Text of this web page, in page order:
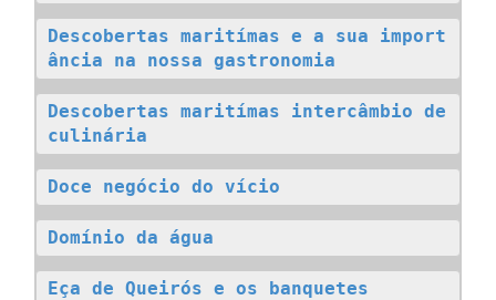
Descobertas maritímas e a sua import
ância na nossa gastronomia
Descobertas maritímas intercâmbio de
culinária
Doce negócio do vício
Domínio da água
Eça de Queirós e os banquetes